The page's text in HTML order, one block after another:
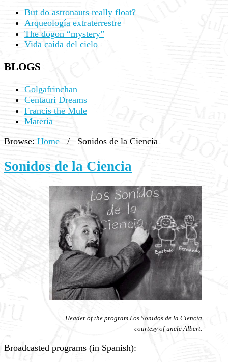
But do astronauts really float?
Arqueología extraterrestre
The dogon “mystery”
Vida caída del cielo
BLOGS
Golgafrinchan
Centauri Dreams
Francis the Mule
Materia
Browse: Home / Sonidos de la Ciencia
Sonidos de la Ciencia
Header of the program Los Sonidos de la Ciencia
courtesy of uncle Albert.
Broadcasted programs (in Spanish):